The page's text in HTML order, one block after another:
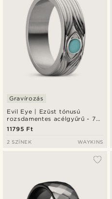
Evil Eye | Ezüst tónusú
rozsdamentes acélgyűrű - 7
mm
Gravírozás
11795 Ft
2 SZÍNEK WAYKINS